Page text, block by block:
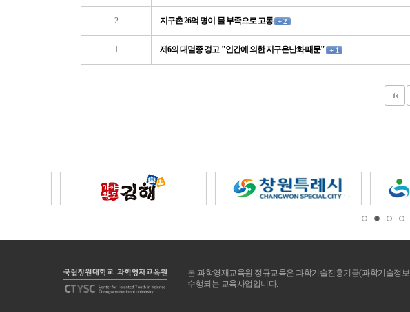
2 지구촌 26억 명이 물 부족으로 고통 + 2
1 제6의 대멸종 경고 "인간에 의한 지구온난화 때문" + 1
본 과학영재교육원 정규교육은 과학기술진흥기금(과학기술정
수행되는 교육사업입니다.